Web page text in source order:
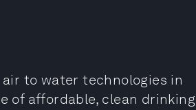
to water technologies in
of affordable, clean drinking